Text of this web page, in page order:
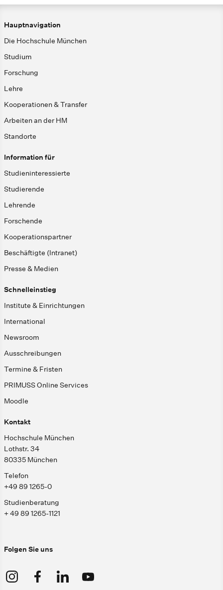
Hauptnavigation
Die Hochschule München
Studium
Forschung
Lehre
Kooperationen & Transfer
Arbeiten an der HM
Standorte
Information für
Studieninteressierte
Studierende
Lehrende
Forschende
Kooperationspartner
Beschäftigte (Intranet)
Presse & Medien
Schnelleinstieg
Institute & Einrichtungen
International
Newsroom
Ausschreibungen
Termine & Fristen
PRIMUSS Online Services
Moodle
Kontakt
Hochschule München
Lothstr. 34
80335 München
Telefon
+49 89 1265-0
Studienberatung
+ 49 89 1265-1121
Folgen Sie uns